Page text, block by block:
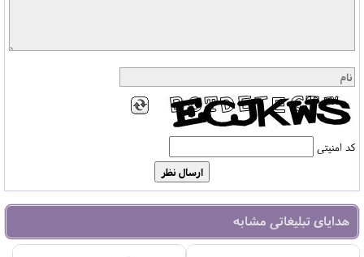
کد امنیتی
هدایای تبلیغاتی مشابه